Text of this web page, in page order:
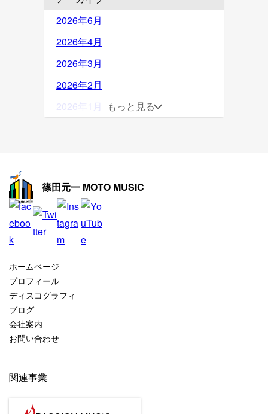
2026年6月
2026年4月
2026年3月
2026年2月
2026年1月
2025年9月
2025年8月
2025年7月
2025年5月
2025年4月
2025年2月
2024年12月
もっと見る
篠田元一 MOTO MUSIC
ホームページ
プロフィール
ディスコグラフィ
ブログ
会社案内
お問い合わせ
関連事業